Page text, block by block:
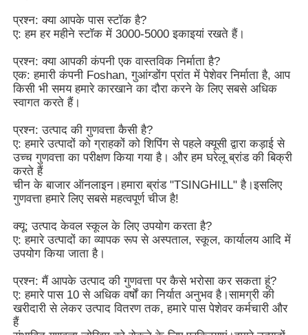
प्रश्न: क्या आपके पास स्टॉक है?
ए: हम हर महीने स्टॉक में 3000-5000 इकाइयां रखते हैं।
प्रश्न: क्या आपकी कंपनी एक वास्तविक निर्माता है?
एक: हमारी कंपनी Foshan, गुआंग्डोंग प्रांत में पेशेवर निर्माता है, आप
किसी भी समय हमारे कारखाने का दौरा करने के लिए सबसे अधिक
स्वागत करते हैं।
प्रश्न: उत्पाद की गुणवत्ता कैसी है?
ए: हमारे उत्पादों को ग्राहकों को शिपिंग से पहले क्यूसी द्वारा कड़ाई से
उच्च गुणवत्ता का परीक्षण किया गया है। और हम घरेलू ब्रांड की बिक्री
करते हैं
चीन के बाजार ऑनलाइन।हमारा ब्रांड "TSINGHILL" है।इसलिए
गुणवत्ता हमारे लिए सबसे महत्वपूर्ण चीज है!
क्यू: उत्पाद केवल स्कूल के लिए उपयोग करता है?
ए: हमारे उत्पादों का व्यापक रूप से अस्पताल, स्कूल, कार्यालय आदि में
उपयोग किया जाता है।
प्रश्न: मैं आपके उत्पाद की गुणवत्ता पर कैसे भरोसा कर सकता हूं?
ए: हमारे पास 10 से अधिक वर्षों का निर्यात अनुभव है।सामग्री की
खरीदारी से लेकर उत्पाद वितरण तक, हमारे पास पेशेवर कर्मचारी और
हैं